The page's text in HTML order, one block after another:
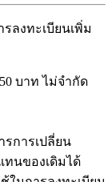
รลงทะเบียนเพิ่ม
บาท ไม่จำกัด
การเปลี่ยน
ทนของเดิมได้